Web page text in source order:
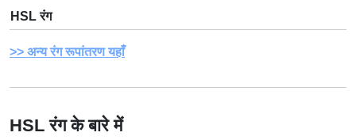
HSL रंग
अन्य रंग रूपांतरण यहाँ
HSL रंग के बारे में